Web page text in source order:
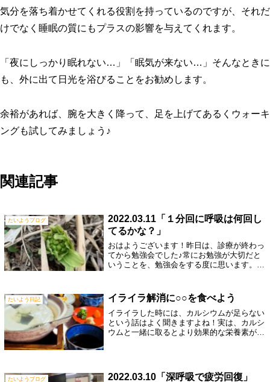
気分を落ち着かせてくれる役割を持っているのですが、それだ
けでなく睡眠の質にもプラスの影響を与えてくれます。
「夜にしっかり眠れない…」「眠気が来ない…」そんなときに
も、外に出て日光を浴びることをお勧めします。
余裕があれば、腕を大きく降って、足を上げてあるくウォーキ
ングも試してみましょう♪
関連記事
たいようブログ
2022.03.11「１分回に呼吸は何回し
てるかな？」
おはようございます！昨日は、診療が終わっ
てから勉強会でした♪常にお勉強が大切だと
いうことを、勉強会をする度に思います。と
強しなくなりますね！やはり勉強は大切で
す...
たいよう日記 イライラ解消に○○を食べよう
イライラした時には、カルシウムが足らない
という話はよく聞きますよね！実は、カルシ
ウムと一緒に取るとより効果的な栄養素があ
たいようブログ 2022.03.10「深呼吸で疲労回復」